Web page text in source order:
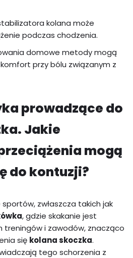
kolana może
podczas chodzenia.
domowe metody mogą
przy bólu związanym z
prowadzące do
Jakie
mogą
do kontuzji?
zwłaszcza takich jak
, gdzie skakanie jest
i zawodów, znacząco
się kolana skoczka.
tego schorzenia z